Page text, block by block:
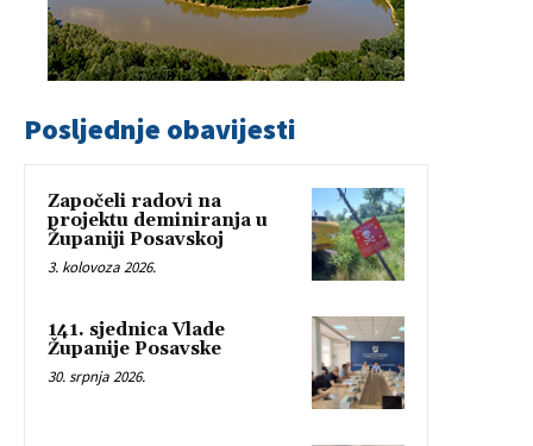
Posljednje obavijesti
Započeli radovi na
projektu deminiranja u
Županiji Posavskoj
3. kolovoza 2026.
141. sjednica Vlade
Županije Posavske
30. srpnja 2026.